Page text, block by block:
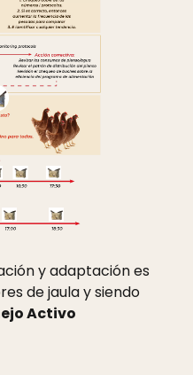
y adaptación es
de jaula y siendo
Activo